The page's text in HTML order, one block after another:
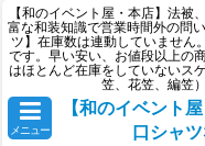
【和のイベント屋・本店】法
富な和装知識で営業時間外の問
ツ】在庫数は連動していませ
です。早い安い、お値段以上の
はほとんど在庫をしていないス
笠、花笠、編笠
メニュー
【和のイベント
口シャ